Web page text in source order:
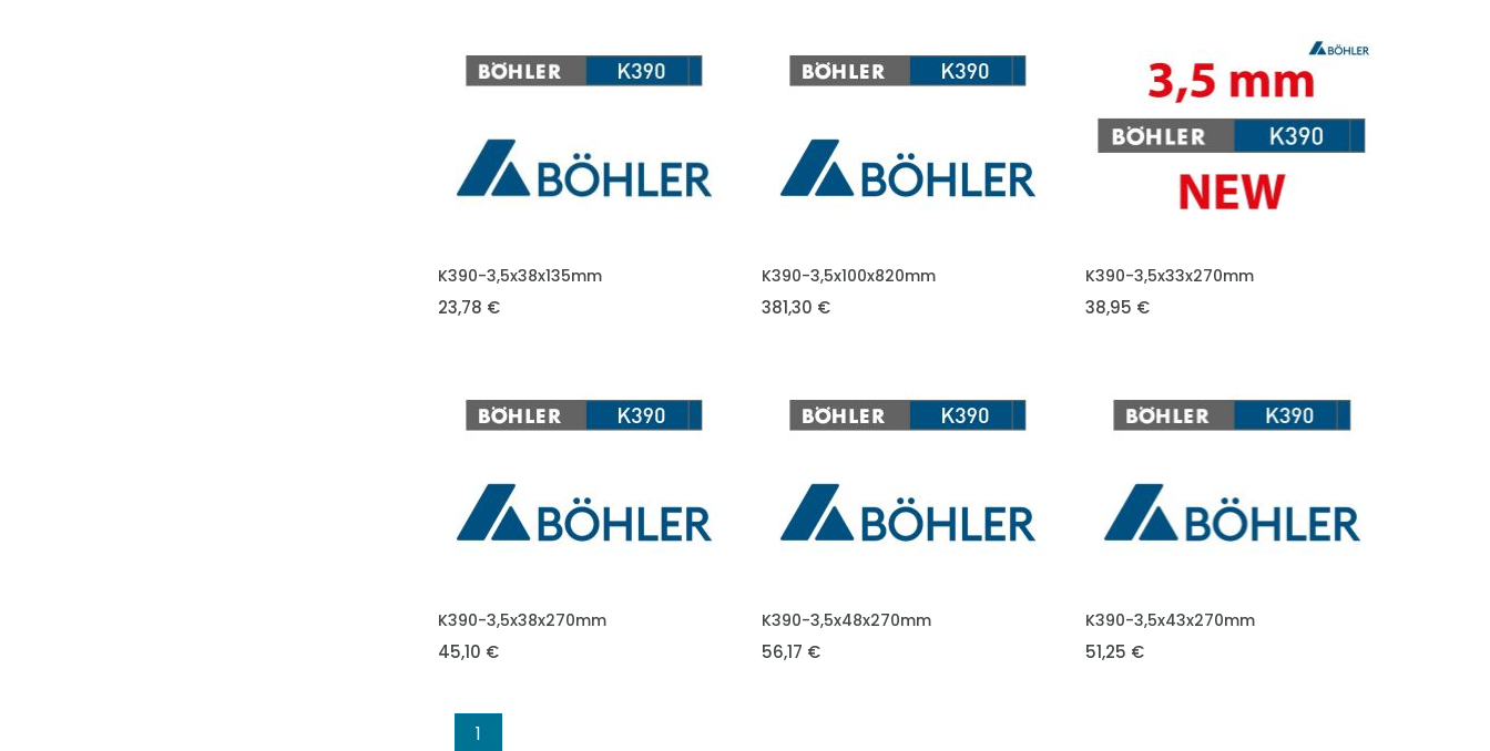
VLOŽIT DO KOŠÍKU
K390-3,5x38x135mm
23,78 €
VLOŽIT DO KOŠÍKU
K390-3,5x100x820mm
381,30 €
VLOŽIT DO KOŠÍKU
K390-3,5x33x270mm
38,95 €
VLOŽIT DO KOŠÍKU
K390-3,5x38x270mm
45,10 €
VLOŽIT DO KOŠÍKU
K390-3,5x48x270mm
56,17 €
VLOŽIT DO KOŠÍKU
K390-3,5x43x270mm
51,25 €
1